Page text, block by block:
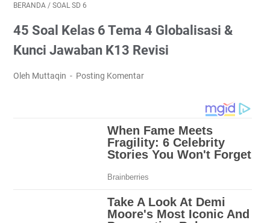
BERANDA / SOAL SD 6
45 Soal Kelas 6 Tema 4 Globalisasi &
Kunci Jawaban K13 Revisi
Oleh Muttaqin Posting Komentar